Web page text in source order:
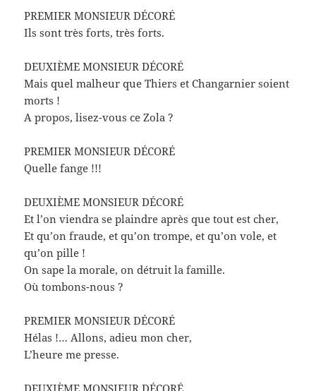
PREMIER MONSIEUR DÉCORÉ
Ils sont très forts, très forts.
DEUXIÈME MONSIEUR DÉCORÉ
Mais quel malheur que Thiers et Changarnier soient
morts !
A propos, lisez-vous ce Zola ?
PREMIER MONSIEUR DÉCORÉ
Quelle fange !!!
DEUXIÈME MONSIEUR DÉCORÉ
Et l’on viendra se plaindre après que tout est cher,
Et qu’on fraude, et qu’on trompe, et qu’on vole, et
qu’on pille !
On sape la morale, on détruit la famille.
Où tombons-nous ?
PREMIER MONSIEUR DÉCORÉ
Hélas !… Allons, adieu mon cher,
L’heure me presse.
DEUXIÈME MONSIEUR DÉCORÉ